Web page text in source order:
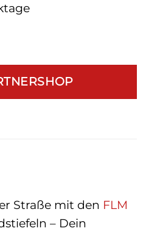
Straße mit den FLM
– Dein